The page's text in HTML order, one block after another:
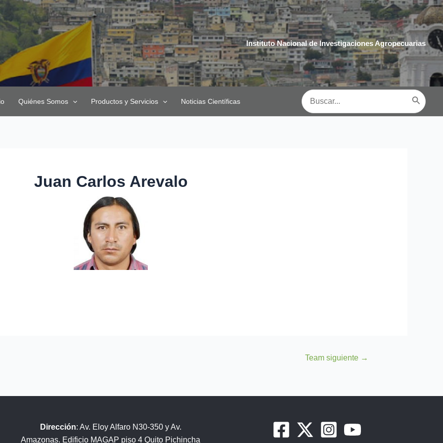
Instituto Nacional de Investigaciones Agropecuarias
Quiénes Somos Productos y Servicios Noticias Científicas
Buscar
por:
Juan Carlos Arevalo
Team siguiente →
Dirección: Av. Eloy Alfaro N30-350 y Av.
Amazonas. Edificio MAGAP piso 4 Quito Pichincha